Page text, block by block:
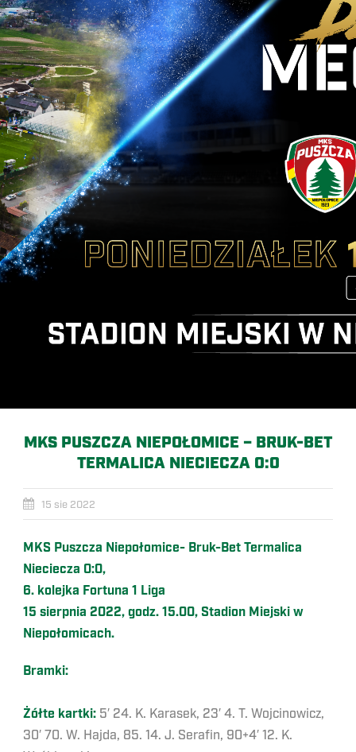
MKS PUSZCZA NIEPOŁOMICE – BRUK-BET
TERMALICA NIECIECZA 0:0
15 sie 2022
MKS Puszcza Niepołomice- Bruk-Bet Termalica
Nieciecza 0:0,
6. kolejka Fortuna 1 Liga
15 sierpnia 2022, godz. 15.00, Stadion Miejski w
Niepołomicach.
Bramki:
Żółte kartki: 5′ 24. K. Karasek, 23′ 4. T. Wojcinowicz,
30′ 70. W. Hajda, 85. 14. J. Serafin, 90+4′ 12. K.